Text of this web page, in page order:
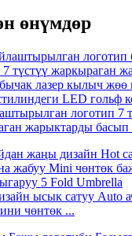
өнүмдөр
логотип 7
жарыктарды басып
ысык сатуу Auto
чөнтөк ...